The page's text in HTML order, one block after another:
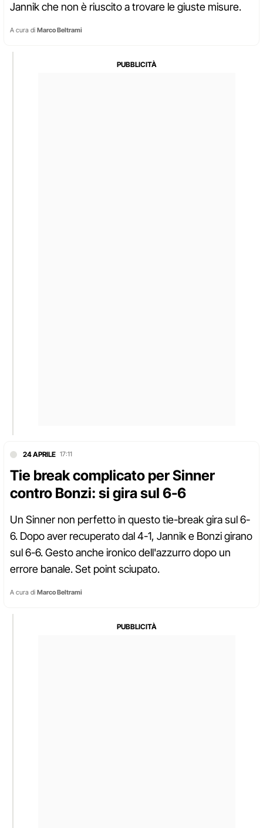
Jannik che non è riuscito a trovare le giuste misure.
A cura di Marco Beltrami
24 APRILE 17:11
Tie break complicato per Sinner
contro Bonzi: si gira sul 6-6
Un Sinner non perfetto in questo tie-break gira sul 6-
6. Dopo aver recuperato dal 4-1, Jannik e Bonzi girano
sul 6-6. Gesto anche ironico dell'azzurro dopo un
errore banale. Set point sciupato.
A cura di Marco Beltrami